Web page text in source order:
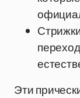
Эти